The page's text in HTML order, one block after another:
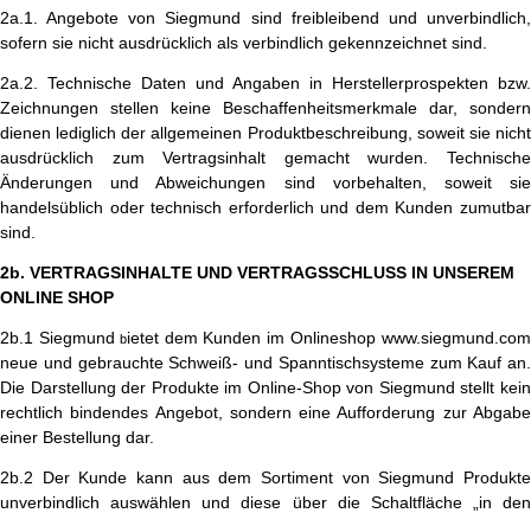
2a.1. Angebote von Siegmund sind freibleibend und unverbindlich,
sofern sie nicht ausdrücklich als verbindlich gekennzeichnet sind.
2a.2. Technische Daten und Angaben in Herstellerprospekten bzw.
Zeichnungen stellen keine Beschaffenheitsmerkmale dar, sondern
dienen lediglich der allgemeinen Produktbeschreibung, soweit sie nicht
ausdrücklich zum Vertragsinhalt gemacht wurden. Technische
Änderungen und Abweichungen sind vorbehalten, soweit sie
handelsüblich oder technisch erforderlich und dem Kunden zumutbar
sind.
2b. VERTRAGSINHALTE UND VERTRAGSSCHLUSS IN UNSEREM
ONLINE SHOP
2b.1 Siegmund bietet dem Kunden im Onlineshop www.siegmund.com
neue und gebrauchte Schweiß- und Spanntischsysteme zum Kauf an.
Die Darstellung der Produkte im Online-Shop von Siegmund stellt kein
rechtlich bindendes Angebot, sondern eine Aufforderung zur Abgabe
einer Bestellung dar.
2b.2 Der Kunde kann aus dem Sortiment von Siegmund Produkte
unverbindlich auswählen und diese über die Schaltfläche „in den